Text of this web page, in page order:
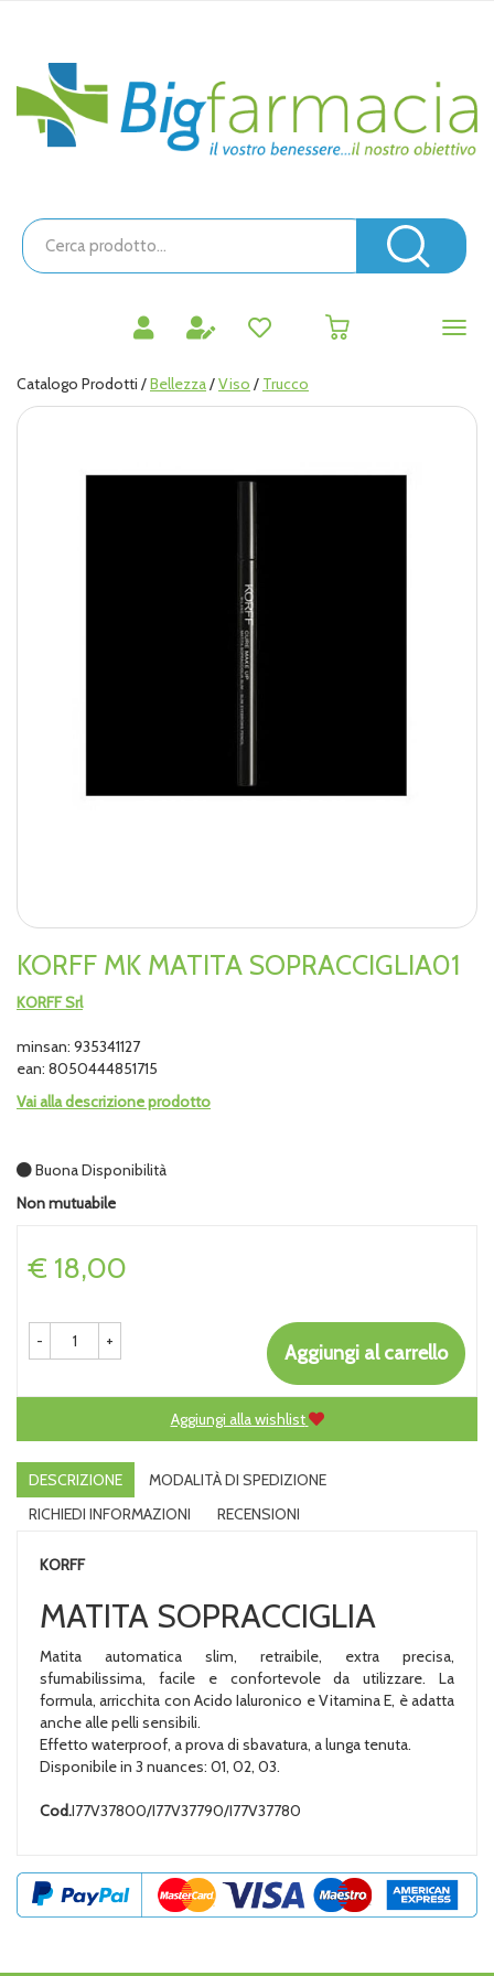
principaleBigfarmacia
Cerca
Prodotto
Catalogo Prodotti /Bellezza/Viso / Trucco
KORFF MK MATITA SOPRACCIGLIA01
KORFF Srl
minsan: 935341127
ean: 8050444851715
Vai alla descrizione prodotto
Buona Disponibilità
Non mutuabile
Prezzo
€ 18,00
- + Aggiungi al carrello
Aggiungi alla wishlist
DESCRIZIONE
MODALITÀ DI SPEDIZIONE
RICHIEDI INFORMAZIONI
RECENSIONI
KORFF
MATITA SOPRACCIGLIA
Matita automatica slim, retraibile, extra precisa,
sfumabilissima, facile e confortevole da utilizzare. La
formula, arricchita con Acido Ialuronico e Vitamina E, è adatta
anche alle pelli sensibili.
Effetto waterproof, a prova di sbavatura, a lunga tenuta.
Disponibile in 3 nuances: 01, 02, 03.
Cod.I77V37800/I77V37790/I77V37780